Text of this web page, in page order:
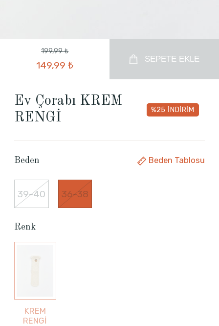
199,99 ₺
149,99 ₺
SEPETE EKLE
Ev Çorabı KREM
RENGİ
%25 İNDİRİM
Beden Beden Tablosu
39-40 36-38
Renk
KREM
RENGİ